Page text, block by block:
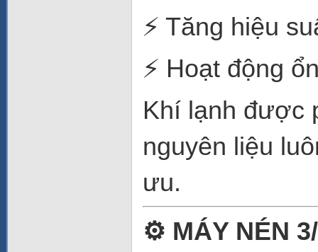
⚡ Tăng hiệu
⚡ Hoạt động
Khí lạnh được
nguyên liệu
ưu.
⚙️ MÁY NÉN